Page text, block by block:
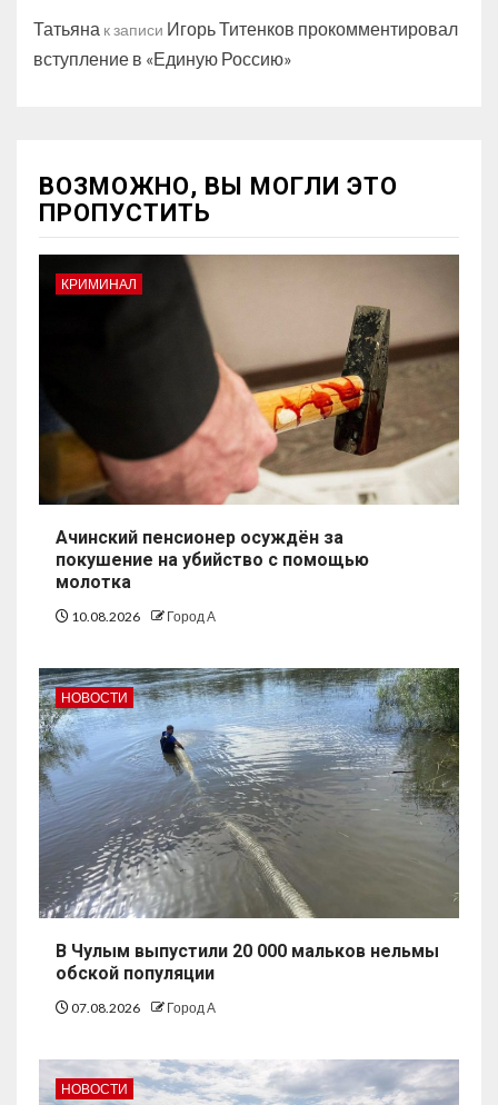
Татьяна к записи Игорь Титенков прокомментировал
вступление в «Единую Россию»
ВОЗМОЖНО, ВЫ МОГЛИ ЭТО
ПРОПУСТИТЬ
КРИМИНАЛ
Ачинский пенсионер осуждён за
покушение на убийство с помощью
молотка
10.08.2026 Город А
НОВОСТИ
В Чулым выпустили 20 000 мальков нельмы
обской популяции
07.08.2026 Город А
НОВОСТИ